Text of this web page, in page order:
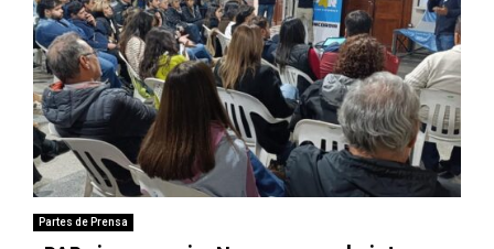
Partes de Prensa